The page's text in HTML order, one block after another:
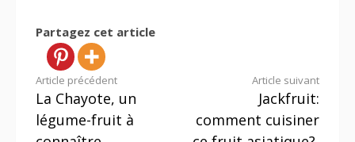
Partagez cet article
Lire
la
Article précédent
La Chayote, un
légume-fruit à
Article suivant
Jackfruit:
comment cuisiner